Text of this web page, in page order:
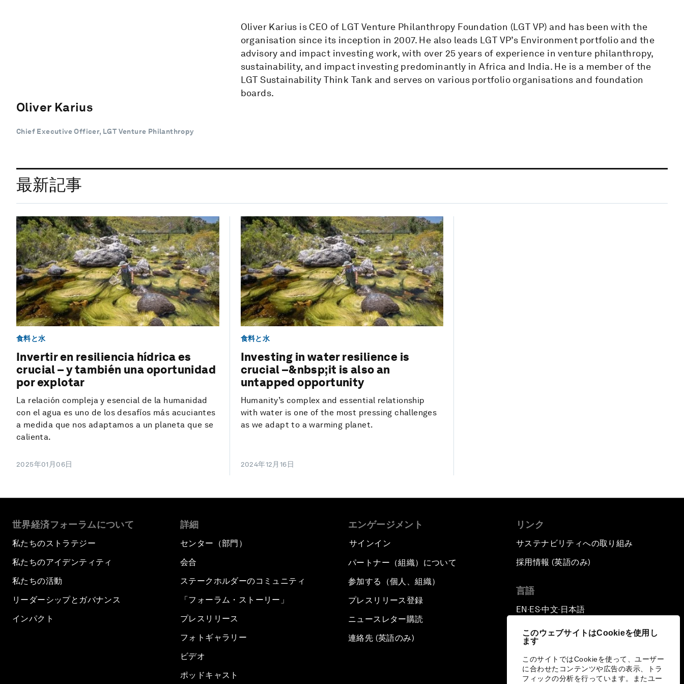
このウェブサイトはCookieを使用し
ます
このサイトではCookieを使って、ユーザー
に合わせたコンテンツや広告の表示、トラ
フィックの分析を行っています。またユー
Oliver Karius
Chief Executive Officer, LGT Venture Philanthropy
Oliver Karius is CEO of LGT Venture Philanthropy Foundation (LGT VP) and has been with the
organisation since its inception in 2007. He also leads LGT VP’s Environment portfolio and the
advisory and impact investing work, with over 25 years of experience in venture philanthropy,
sustainability, and impact investing predominantly in Africa and India. He is a member of the
LGT Sustainability Think Tank and serves on various portfolio organisations and foundation
boards.
最新記事
食料と水
Invertir en resiliencia hídrica es
crucial – y también una oportunidad
por explotar
La relación compleja y esencial de la humanidad
con el agua es uno de los desafíos más acuciantes
a medida que nos adaptamos a un planeta que se
calienta.
2025年01月06日
食料と水
Investing in water resilience is
crucial –&nbsp;it is also an
untapped opportunity
Humanity’s complex and essential relationship
with water is one of the most pressing challenges
as we adapt to a warming planet.
2024年12月16日
世界経済フォーラムについて
私たちのストラテジー
私たちのアイデンティティ
私たちの活動
リーダーシップとガバナンス
インパクト
詳細
センター（部門）
会合
ステークホルダーのコミュニティ
「フォーラム・ストーリー」
プレスリリース
フォトギャラリー
ビデオ
ポッドキャスト
エンゲージメント
サインイン
パートナー（組織）について
参加する（個人、組織）
プレスリリース登録
ニュースレター購読
連絡先 (英語のみ)
リンク
サステナビリティへの取り組み
採用情報 (英語のみ)
言語
EN ▪ ES▪中文▪ 日本語